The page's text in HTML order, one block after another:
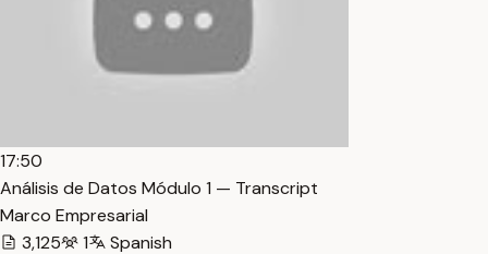
17:50
Análisis de Datos Módulo 1 — Transcript
Marco Empresarial
3,125
1 Spanish